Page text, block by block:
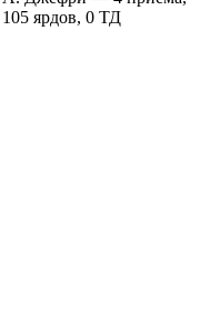
105 ярдов, 0 ТД